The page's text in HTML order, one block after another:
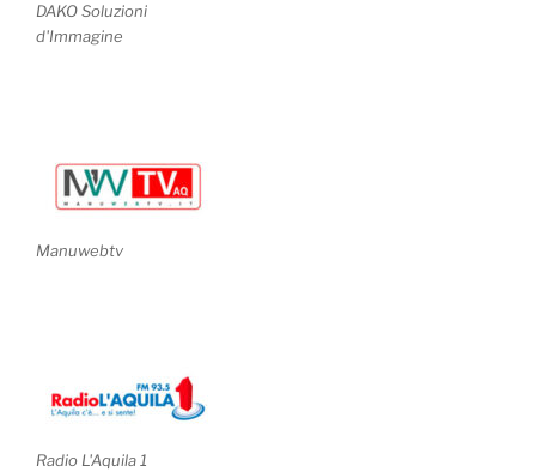
DAKO Soluzioni
d'Immagine
Manuwebtv
Radio L'Aquila 1